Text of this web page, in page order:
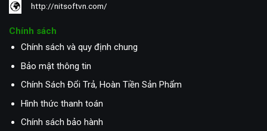
http://nitsoftvn.com/
Chính sách
Chính sách và quy định chung
Bảo mật thông tin
Chính Sách Đổi Trả, Hoàn Tiền Sản Phẩm
Hình thức thanh toán
Chính sách bảo hành